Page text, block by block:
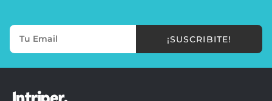
¡SUSCRIBITE!